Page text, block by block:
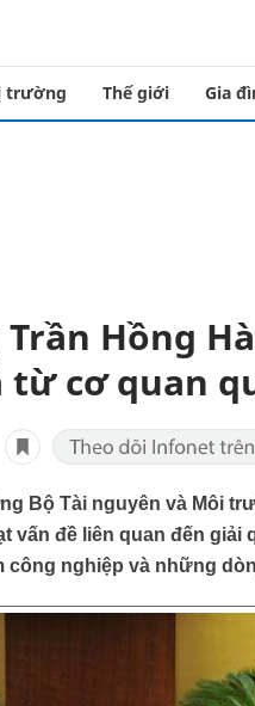
trường Thế giới Gia
Hồng
cơ quan
Bộ Tài nguyên và Môi
vấn đề liên quan đến
công nghiệp và những